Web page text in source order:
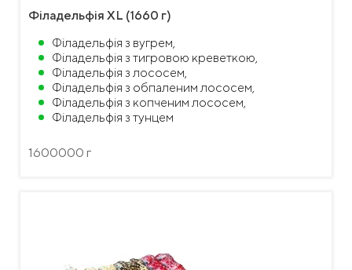
Філадельфія XL (1660 г)
Філадельфія з вугрем,
Філадельфія з тигровою креветкою,
Філадельфія з лососем,
Філадельфія з обпаленим лососем,
Філадельфія з копченим лососем,
Філадельфія з тунцем
1600000 г